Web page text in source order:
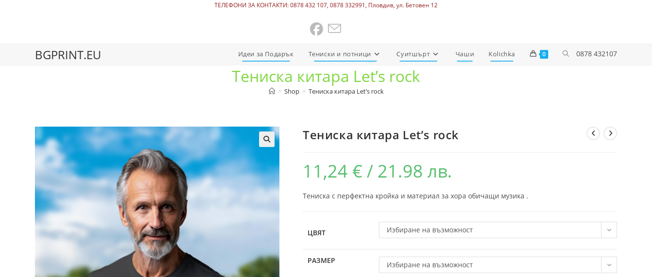
ТЕЛЕФОНИ ЗА КОНТАКТИ: 0878 432 107, 0878 332991, Пловдив, ул. Бетовен 12
BGPRINT.EU 0878 432107
Идеи за Подарък Тениски и потници Суитшърт Чаши Kolichka 0
Тениска китара Let’s rock
> Shop > Тениска китара Let’s rock
Тениска китара Let’s rock
11,24 € / 21.98 лв.
Тениска с перфектна кройка и материал за хора обичащи музика .
ЦВЯТ Избиране на възможност
РАЗМЕР Избиране на възможност